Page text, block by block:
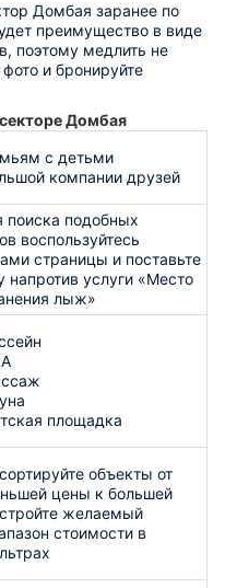
Домбая заранее по
преимущество в виде
поэтому медлить не
и бронируйте
Домбая
с детьми
компании друзей
поиска подобных
воспользуйтесь
страницы и поставьте
напротив услуги «Место
лыж»
площадка
объекты от
цены к большей
желаемый
стоимости в